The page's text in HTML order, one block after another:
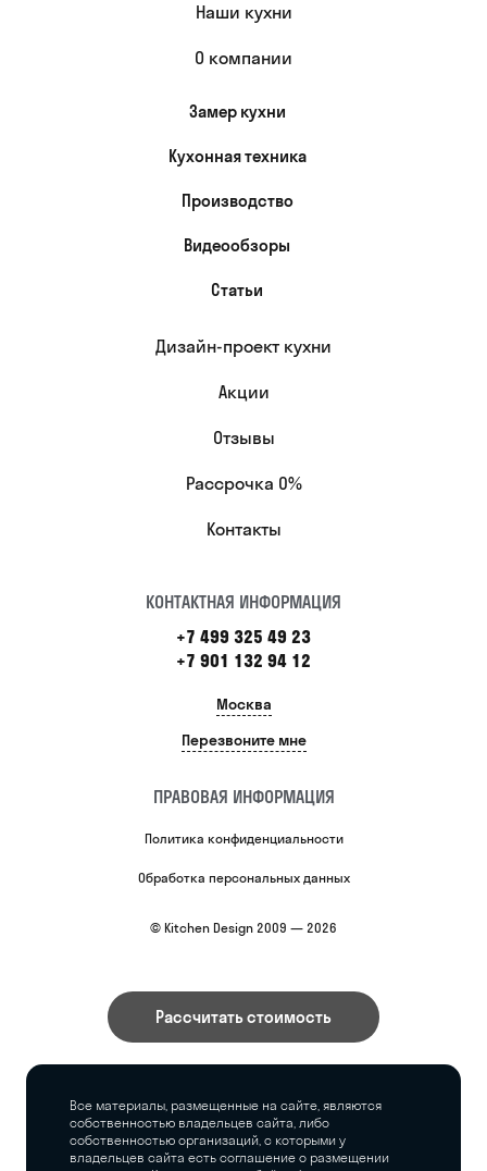
Наши кухни
О компании
Замер кухни
Кухонная техника
Производство
Видеообзоры
Статьи
Дизайн-проект кухни
Акции
Отзывы
Рассрочка 0%
Контакты
КОНТАКТНАЯ ИНФОРМАЦИЯ
+7 499 325 49 23
+7 901 132 94 12
Москва
Перезвоните мне
ПРАВОВАЯ ИНФОРМАЦИЯ
Политика конфиденциальности
Обработка персональных данных
© Kitchen Design 2009 — 2026
Рассчитать стоимость
Все материалы, размещенные на сайте, являются
собственностью владельцев сайта, либо
собственностью организаций, с которыми у
владельцев сайта есть соглашение о размещении